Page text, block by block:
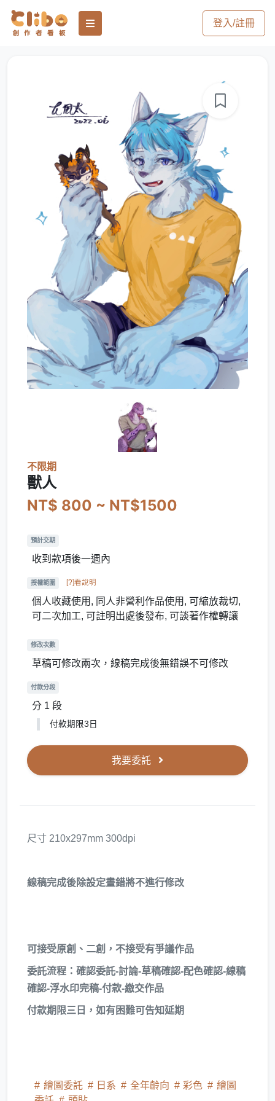
登入/註冊
不限期
獸人
NT$ 800 ~ NT$1500
預計交期
收到款項後一週內
授權範圍 [?]看說明
個人收藏使用, 同人非營利作品使用, 可縮放裁切,
可二次加工, 可註明出處後發布, 可談著作權轉讓
修改次數
草稿可修改兩次，線稿完成後無錯誤不可修改
付款分段
分 1 段
付款期限3日
我要委託
尺寸 210x297mm 300dpi
線稿完成後除設定畫錯將不進行修改
可接受原創、二創，不接受有爭議作品
委託流程：確認委託-討論-草稿確認-配色確認-線稿
確認-浮水印完稿-付款-繳交作品
付款期限三日，如有困難可告知延期
繪圖委託 日系 全年齡向 彩色
繪圖